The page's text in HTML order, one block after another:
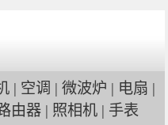
| 空调 | 微波炉 | 电扇 |
由器 | 照相机 | 手表